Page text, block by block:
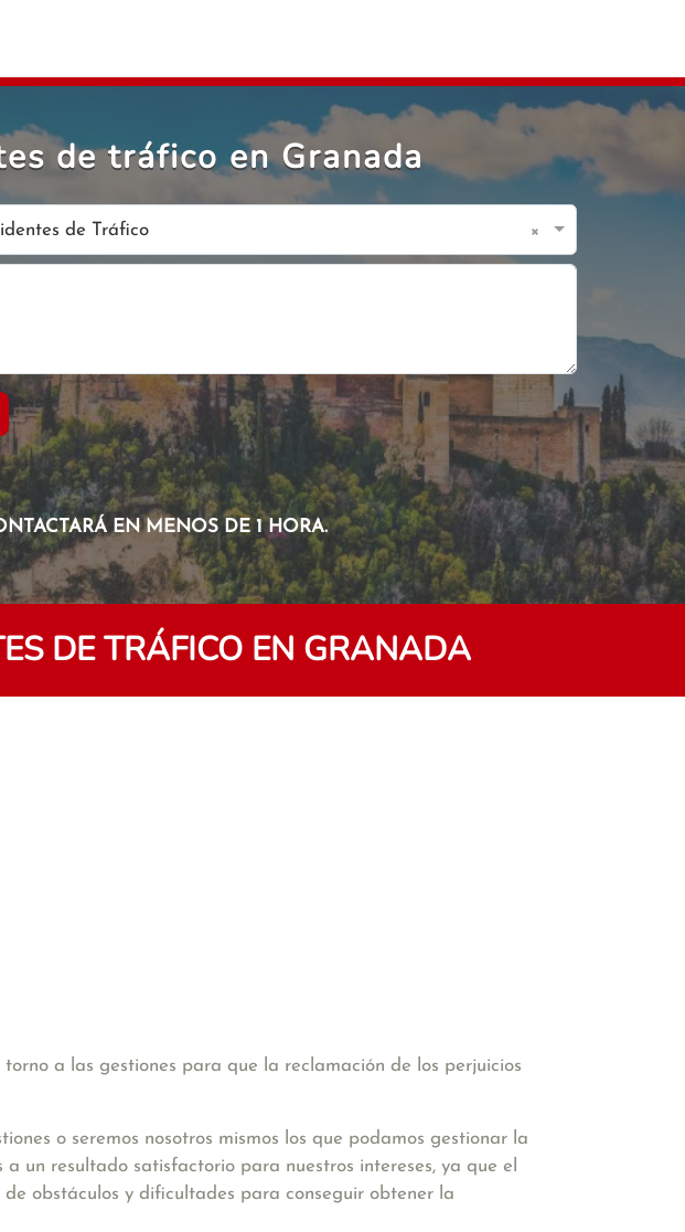
de tráfico en Granada
de Tráfico ×
EN MENOS DE 1 HORA.
DE TRÁFICO EN GRANADA
a las gestiones para que la reclamación de los perjuicios
o seremos nosotros mismos los que podamos gestionar la
un resultado satisfactorio para nuestros intereses, ya que el
obstáculos y dificultades para conseguir obtener la